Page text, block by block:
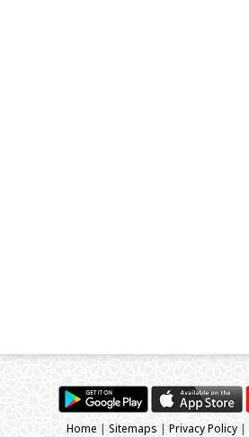
Home | Sitemaps | Privacy Policy|